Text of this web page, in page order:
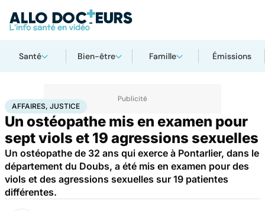
Santé Bien-être Famille Émissions
AccueilSantéSociétéJustice Affaires, justice
AFFAIRES, JUSTICE
Un ostéopathe mis en examen pour
sept viols et 19 agressions sexuelles
Un ostéopathe de 32 ans qui exerce à Pontarlier, dans le
département du Doubs, a été mis en examen pour des
viols et des agressions sexuelles sur 19 patientes
différentes.